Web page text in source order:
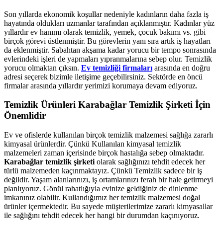
Son yıllarda ekonomik koşullar nedeniyle kadınların daha fazla iş
hayatında oldukları uzmanlar tarafından açıklanmıştır. Kadınlar yüz
yıllardır ev hanımı olarak temizlik, yemek, çocuk bakımı vs. gibi
birçok görevi üstlenmiştir. Bu görevlerin yanı sıra artık iş hayatları
da eklenmiştir. Sabahtan akşama kadar yorucu bir tempo sonrasında
evlerindeki işleri de yapmaları yıpranmalarına sebep olur. Temizlik
yorucu olmaktan çıksın. Ev temizliği firmaları arasında en doğru
adresi seçerek bizimle iletişime geçebilirsiniz. Sektörde en öncü
firmalar arasında yıllardır yerimizi korumaya devam ediyoruz.
Temizlik Ürünleri Karabağlar Temizlik Şirketi İçin
Önemlidir
Ev ve ofislerde kullanılan birçok temizlik malzemesi sağlığa zararlı
kimyasal ürünlerdir. Çünkü Kullanılan kimyasal temizlik
malzemeleri zaman içerisinde birçok hastalığa sebep olmaktadır.
Karabağlar temizlik şirketi olarak sağlığınızı tehdit edecek her
türlü malzemeden kaçınmaktayız. Çünkü Temizlik sadece bir iş
değildir. Yaşam alanlarınızı, iş ortamlarınızı ferah bir hale getirmeyi
planlıyoruz. Gönül rahatlığıyla evinize geldiğiniz de dinlenme
imkanınız olabilir. Kullandığımız her temizlik malzemesi doğal
ürünler içermektedir. Bu sayede müşterilerimize zararlı kimyasallar
ile sağlığını tehdit edecek her hangi bir durumdan kaçınıyoruz.